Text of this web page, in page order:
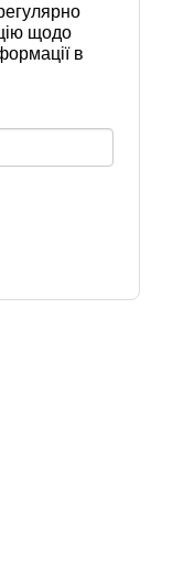
щодо
в